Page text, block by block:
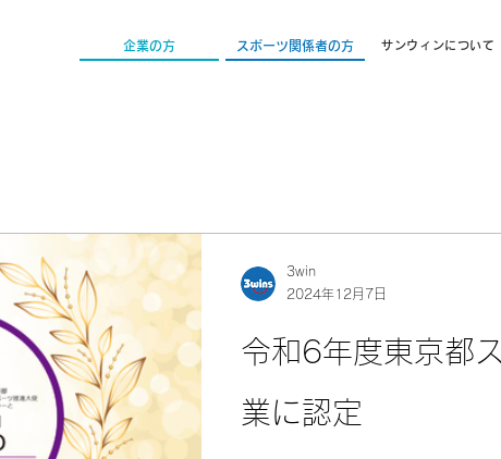
企業の方 スポーツ関係者の方 サンウィンについて
令和6年度東京都
業に認定
3win
2024年12月7日